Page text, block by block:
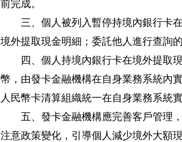
前完成。
三、個人被列入暫停持境內銀行卡
境外提取現金明細；委託他人進行查詢
四、個人持境內銀行卡在境外提取
幣，由發卡金融機構在自身業務系統內
人民幣卡清算組織統一在自身業務系統實
五、發卡金融機構應完善客戶管理
注意政策變化，引導個人減少境外大額